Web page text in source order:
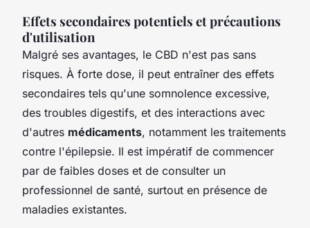
Effets secondaires potentiels et précautions
d'utilisation
Malgré ses avantages, le CBD n'est pas sans
risques. À forte dose, il peut entraîner des effets
secondaires tels qu'une somnolence excessive,
des troubles digestifs, et des interactions avec
d'autres médicaments, notamment les traitements
contre l'épilepsie. Il est impératif de commencer
par de faibles doses et de consulter un
professionnel de santé, surtout en présence de
maladies existantes.